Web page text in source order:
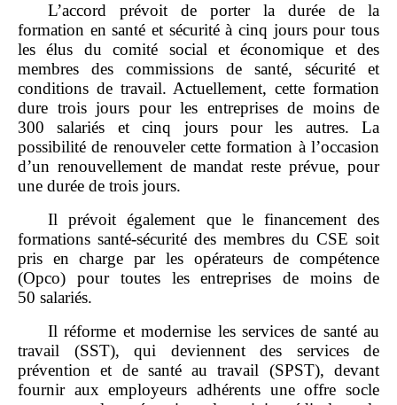
L’accord prévoit de porter la durée de la
formation en santé et sécurité à cinq jours pour tous
les élus du comité social et économique et des
membres des commissions de santé, sécurité et
conditions de travail. Actuellement, cette formation
dure trois jours pour les entreprises de moins de
300 salariés et cinq jours pour les autres. La
possibilité de renouveler cette formation à l’occasion
d’un renouvellement de mandat reste prévue, pour
une durée de trois jours.
Il prévoit également que le financement des
formations santé‑sécurité des membres du CSE soit
pris en charge par les opérateurs de compétence
(Opco) pour toutes les entreprises de moins de
50 salariés.
Il réforme et modernise les services de santé au
travail (SST), qui deviennent des services de
prévention et de santé au travail (SPST), devant
fournir aux employeurs adhérents une offre socle